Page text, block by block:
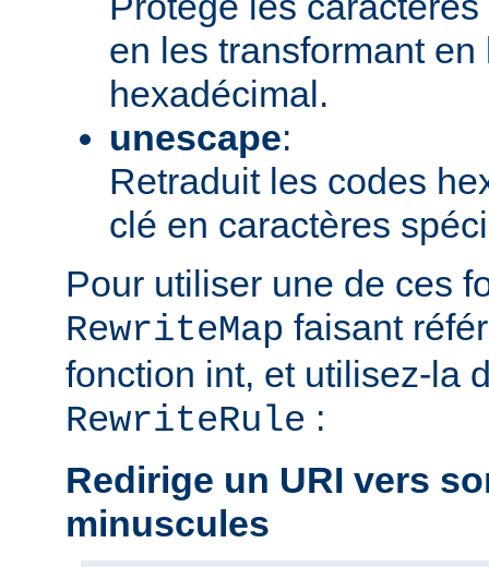
en les transformant en
hexadécimal.
unescape:
Retraduit les codes
clé en caractères
Pour utiliser une de ces
RewriteMap faisant
fonction int, et utilisez-la
RewriteRule :
Redirige un URI vers
minuscules